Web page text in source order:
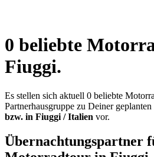
0 beliebte
Fiuggi.
Es stellen sich aktuell 0 beliebte
Partnerhausgruppe zu Deiner geplanten
bzw. in Fiuggi / Italien vor.
Übernachtungspartner